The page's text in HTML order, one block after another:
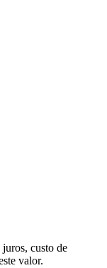
custo de
valor.